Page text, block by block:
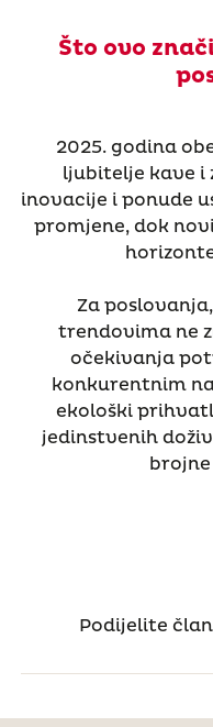
Što ovo
2025. godina
ljubitelje kave i
inovacije i ponude
promjene, dok
Za
trendovima ne
očekivanja
konkurentnim
ekološki
jedinstvenih
Podijelite